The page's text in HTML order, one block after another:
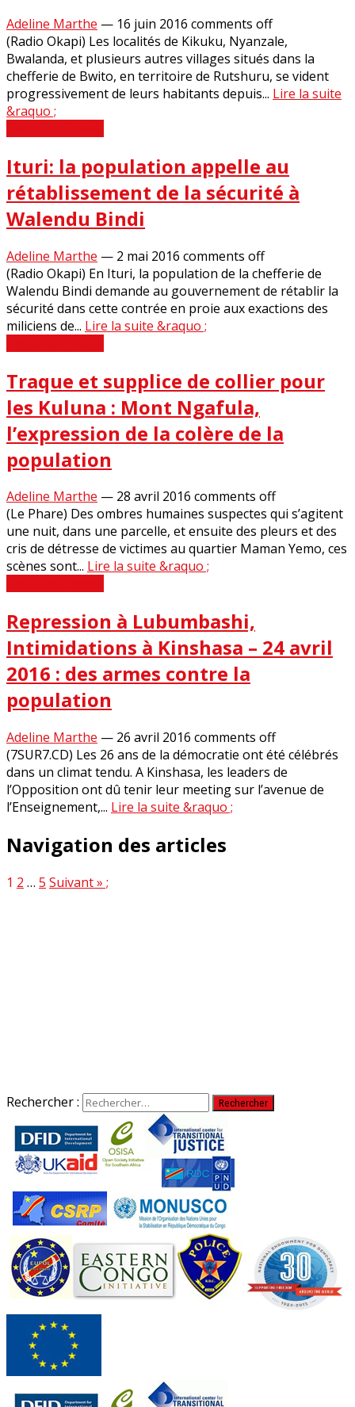
Adeline Marthe — 16 juin 2016 comments off
(Radio Okapi) Les localités de Kikuku, Nyanzale,
Bwalanda, et plusieurs autres villages situés dans la
chefferie de Bwito, en territoire de Rutshuru, se vident
progressivement de leurs habitants depuis... Lire la suite
&raquo ;
Ituri: la population appelle au
rétablissement de la sécurité à
Walendu Bindi
Adeline Marthe — 2 mai 2016 comments off
(Radio Okapi) En Ituri, la population de la chefferie de
Walendu Bindi demande au gouvernement de rétablir la
sécurité dans cette contrée en proie aux exactions des
miliciens de... Lire la suite &raquo ;
Traque et supplice de collier pour
les Kuluna : Mont Ngafula,
l’expression de la colère de la
population
Adeline Marthe — 28 avril 2016 comments off
(Le Phare) Des ombres humaines suspectes qui s’agitent
une nuit, dans une parcelle, et ensuite des pleurs et des
cris de détresse de victimes au quartier Maman Yemo, ces
scènes sont... Lire la suite &raquo ;
Repression à Lubumbashi,
Intimidations à Kinshasa – 24 avril
2016 : des armes contre la
population
Adeline Marthe — 26 avril 2016 comments off
(7SUR7.CD) Les 26 ans de la démocratie ont été célébrés
dans un climat tendu. A Kinshasa, les leaders de
l’Opposition ont dû tenir leur meeting sur l’avenue de
l’Enseignement,... Lire la suite &raquo ;
Navigation des articles
1 2 … 5 Suivant » ;
Rechercher :